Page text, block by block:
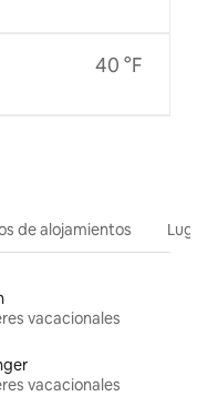
40 °F
de alojamientos
vacacionales
vacacionales